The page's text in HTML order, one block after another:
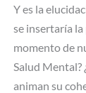
Y es la
se insertaría
momento de
Salud Mental?
animan su